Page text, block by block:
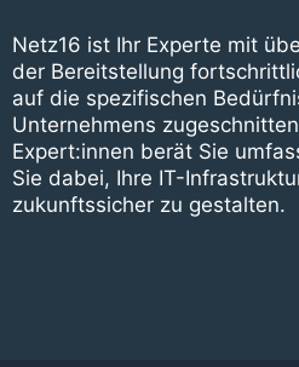
Netz16 ist Ihr Experte mit
der Bereitstellung
auf die spezifischen
Unternehmens
Expert:innen berät Sie
Sie dabei, Ihre IT-
zukunftssicher zu gestalten.